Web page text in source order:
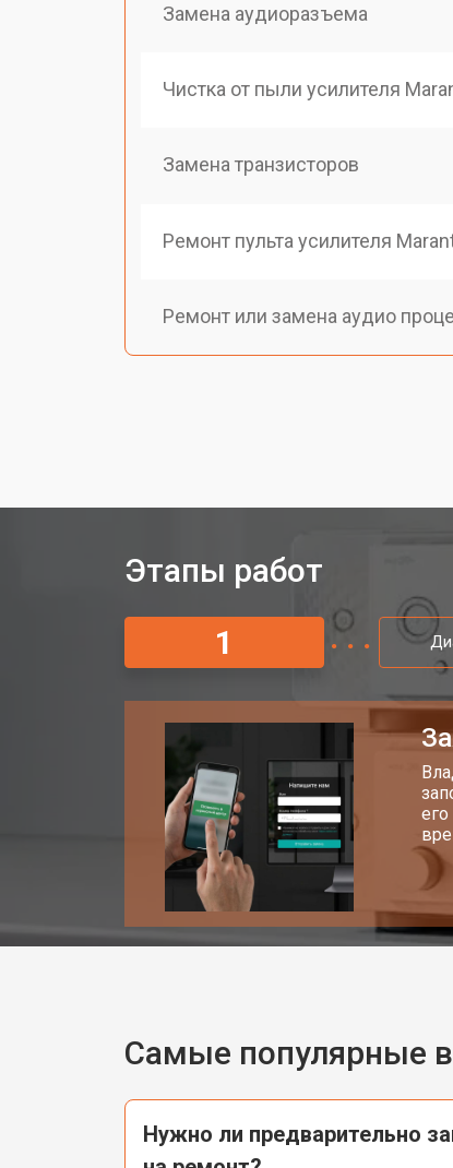
Замена аудиоразъема
Чистка от пыли усилителя
Замена транзисторов
Ремонт пульта усилителя
Ремонт или замена аудио
Этапы работ
1
Самые популярные
Нужно ли предварительно